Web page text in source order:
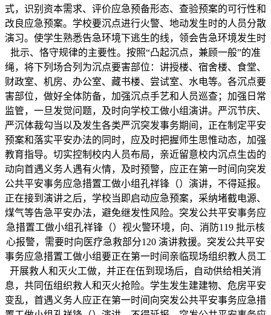
式，识别资本需求、评价应急预备形态、查验预案的可行性和
改良应急预案。学校要沉点进行火警、地动发生时的人员分散
演习。使学生熟悉告急环境下逃生的线，领会告急环境发生时
批示、恪守规律的主要性。按照“凸起沉点，兼顾一般”的准
绳，将下列场合列为沉点要害部位：讲授楼、宿舍楼、食堂、
财政室、机房、办公室、藏书楼、尝试室、水电等。各沉点要
害部位，做好全体防备，加强沉点手艺和人员巡查；加强日常
监管，一旦发觉问题，及时向学校工做小组演讲。严沉节庆、
严沉体裁勾当以及发生各类严沉突发事务期间，正在制定平安
预案和落实平安办法的同时，应及时把握师生思惟动态，加强
教育指导。切实控制校内人员布局，亲近留意校内沉点生齿的
动向首遇义务人遇有火情，及时预警，应正在第一时间向突发
公共平安事务应急措置工做小组孔祥锋（）演讲，不得延报。
正在接到演讲之后，学校当即启动应急预案，采纳堵截电源、
煤气等告急平安办法，避免继发性风险。突发公共平安事务应
急措置工做小组孔祥锋（）视火警环境，向、消防119 批示核
心报警，需要时向医疗急救部分120 演讲救援。突发公共平安
事务应急措置工做小组要正在第一时间亲临现场组织教人员工
开展救人和灭火工做，并正在伍到现场后，自动供给相关消
息，共同伍组织救人和灭火抢险。学生发生建建物、危房平安
变乱，首遇义务人应正在第一时间向突发公共平安事务应急措